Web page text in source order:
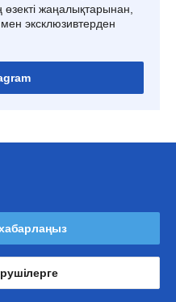
жаңалықтарынан,
эксклюзивтерден